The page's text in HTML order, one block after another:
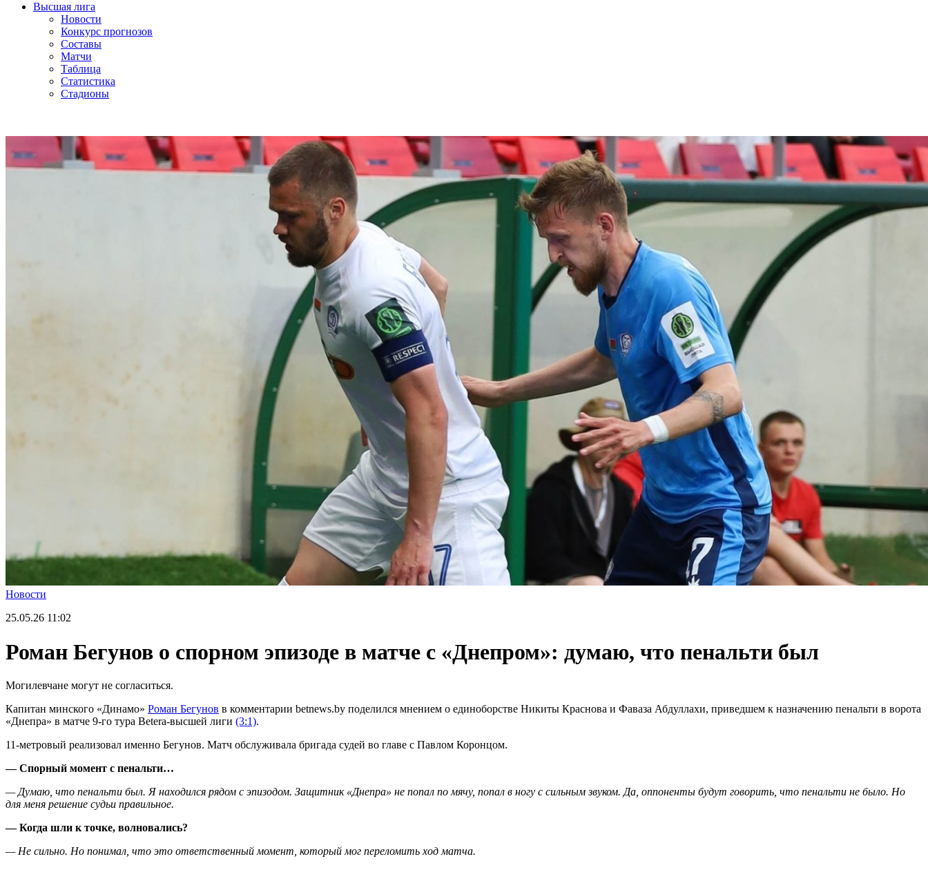
Высшая лига
Новости
Конкурс прогнозов
Составы
Матчи
Таблица
Статистика
Стадионы
Новости
25.05.26 11:02
Роман Бегунов о спорном эпизоде в матче с «Днепром»: думаю, что пенальти был
Могилевчане могут не согласиться.
Капитан минского «Динамо» Роман Бегунов в комментарии betnews.by поделился мнением о единоборстве Никиты Краснова и Фаваза Абдуллахи, приведшем к назначению пенальти в ворота
«Днепра» в матче 9-го тура Betera-высшей лиги (3:1).
11-метровый реализовал именно Бегунов. Матч обслуживала бригада судей во главе с Павлом Коронцом.
— Спорный момент с пенальти…
— Думаю, что пенальти был. Я находился рядом с эпизодом. Защитник «Днепра» не попал по мячу, попал в ногу с сильным звуком. Да, оппоненты будут говорить, что пенальти не было. Но
для меня решение судьи правильное.
— Когда шли к точке, волновались?
— Не сильно. Но понимал, что это ответственный момент, который мог переломить ход матча.